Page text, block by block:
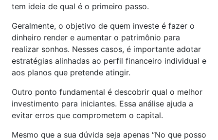
tem ideia de qual é o primeiro passo.
Geralmente, o objetivo de quem investe é fazer o
dinheiro render e aumentar o patrimônio para
realizar sonhos. Nesses casos, é importante adotar
estratégias alinhadas ao perfil financeiro individual e
aos planos que pretende atingir.
Outro ponto fundamental é descobrir qual o melhor
investimento para iniciantes. Essa análise ajuda a
evitar erros que comprometem o capital.
Mesmo que a sua dúvida seja apenas “No que posso